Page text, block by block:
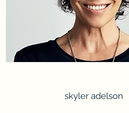
skyler adelson